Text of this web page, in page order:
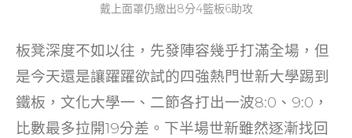
戴上面罩仍繳出8分4籃板6助攻
板凳深度不如以往，先發陣容幾乎打滿全場，但
是今天還是讓躍躍欲試的四強熱門世新大學踢到
鐵板，文化大學一、二節各打出一波8:0、9:0，
比數最多拉開19分差。下半場世新雖然逐漸找回